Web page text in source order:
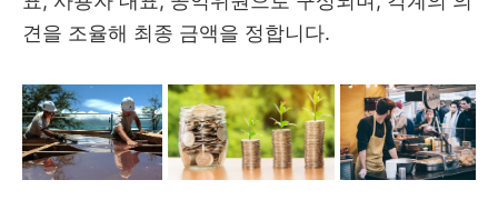
견을 조율해 최종 금액을 정합니다.